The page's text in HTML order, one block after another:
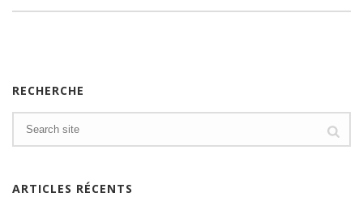
RECHERCHE
ARTICLES RÉCENTS